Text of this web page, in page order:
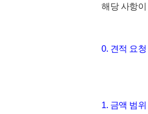
해당 사항
0. 견적 요
1. 금액 범